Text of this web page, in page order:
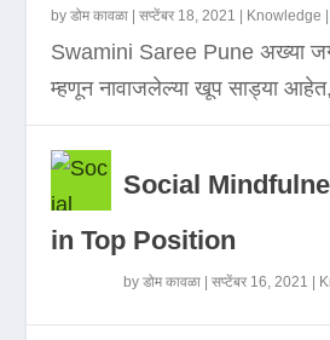
byडोम कावळा |सप्टेंबर 18, 2021 Knowledge
Swamini Saree Pune अख्या
म्हणून नावाजलेल्या खूप साड्या
Social
in Top Position
byडोम कावळा |सप्टेंबर 16, 2021